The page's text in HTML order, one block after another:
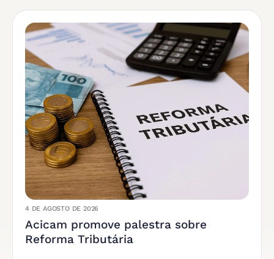
4 DE AGOSTO DE 2026
Acicam promove palestra sobre
Reforma Tributária